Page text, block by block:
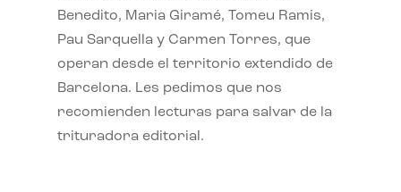
Benedito, Maria Giramé, Tomeu Ramis,
Pau Sarquella y Carmen Torres, que
operan desde el territorio extendido de
Barcelona. Les pedimos que nos
recomienden lecturas para salvar de la
trituradora editorial.